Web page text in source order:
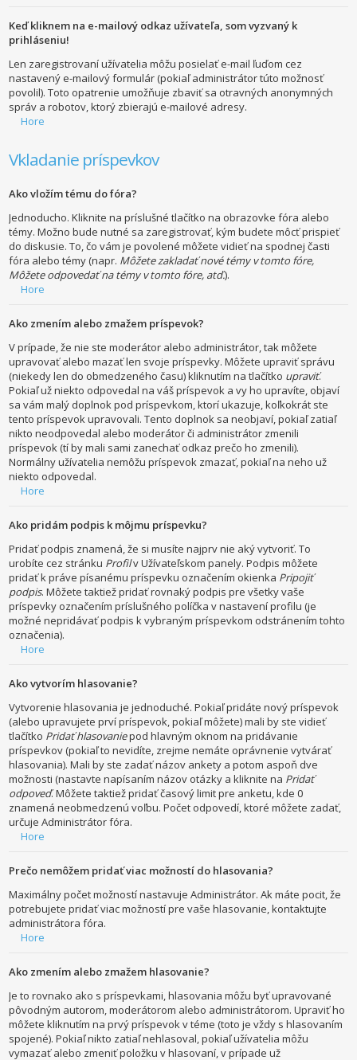
Keď kliknem na e-mailový odkaz užívateľa, som vyzvaný k
prihláseniu!
Len zaregistrovaní užívatelia môžu posielať e-mail ľuďom cez
nastavený e-mailový formulár (pokiaľ administrátor túto možnosť
povolil). Toto opatrenie umožňuje zbaviť sa otravných anonymných
správ a robotov, ktorý zbierajú e-mailové adresy.
Hore
Vkladanie príspevkov
Ako vložím tému do fóra?
Jednoducho. Kliknite na príslušné tlačítko na obrazovke fóra alebo
témy. Možno bude nutné sa zaregistrovať, kým budete môcť prispieť
do diskusie. To, čo vám je povolené môžete vidieť na spodnej časti
fóra alebo témy (napr. Môžete zakladať nové témy v tomto fóre,
Môžete odpovedať na témy v tomto fóre, atď.).
Hore
Ako zmením alebo zmažem príspevok?
V prípade, že nie ste moderátor alebo administrátor, tak môžete
upravovať alebo mazať len svoje príspevky. Môžete upraviť správu
(niekedy len do obmedzeného času) kliknutím na tlačítko upraviť.
Pokiaľ už niekto odpovedal na váš príspevok a vy ho upravíte, objaví
sa vám malý doplnok pod príspevkom, ktorí ukazuje, koľkokrát ste
tento príspevok upravovali. Tento doplnok sa neobjaví, pokiaľ zatiaľ
nikto neodpovedal alebo moderátor či administrátor zmenili
príspevok (tí by mali sami zanechať odkaz prečo ho zmenili).
Normálny užívatelia nemôžu príspevok zmazať, pokiaľ na neho už
niekto odpovedal.
Hore
Ako pridám podpis k môjmu príspevku?
Pridať podpis znamená, že si musíte najprv nie aký vytvoriť. To
urobíte cez stránku Profilv Užívateľskom panely. Podpis môžete
pridať k práve písanému príspevku označením okienka Pripojiť
podpis. Môžete taktiež pridať rovnaký podpis pre všetky vaše
príspevky označením príslušného políčka v nastavení profilu (je
možné nepridávať podpis k vybraným príspevkom odstránením tohto
označenia).
Hore
Ako vytvorím hlasovanie?
Vytvorenie hlasovania je jednoduché. Pokiaľ pridáte nový príspevok
(alebo upravujete prví príspevok, pokiaľ môžete) mali by ste vidieť
tlačítko Pridať hlasovaniepod hlavným oknom na pridávanie
príspevkov (pokiaľ to nevidíte, zrejme nemáte oprávnenie vytvárať
hlasovania). Mali by ste zadať názov ankety a potom aspoň dve
možnosti (nastavte napísaním názov otázky a kliknite na Pridať
odpoveď. Môžete taktiež pridať časový limit pre anketu, kde 0
znamená neobmedzenú voľbu. Počet odpovedí, ktoré môžete zadať,
určuje Administrátor fóra.
Hore
Prečo nemôžem pridať viac možností do hlasovania?
Maximálny počet možností nastavuje Administrátor. Ak máte pocit, že
potrebujete pridať viac možností pre vaše hlasovanie, kontaktujte
administrátora fóra.
Hore
Ako zmením alebo zmažem hlasovanie?
Je to rovnako ako s príspevkami, hlasovania môžu byť upravované
pôvodným autorom, moderátorom alebo administrátorom. Upraviť ho
môžete kliknutím na prvý príspevok v téme (toto je vždy s hlasovaním
spojené). Pokiaľ nikto zatiaľ nehlasoval, pokiaľ užívatelia môžu
vymazať alebo zmeniť položku v hlasovaní, v prípade už